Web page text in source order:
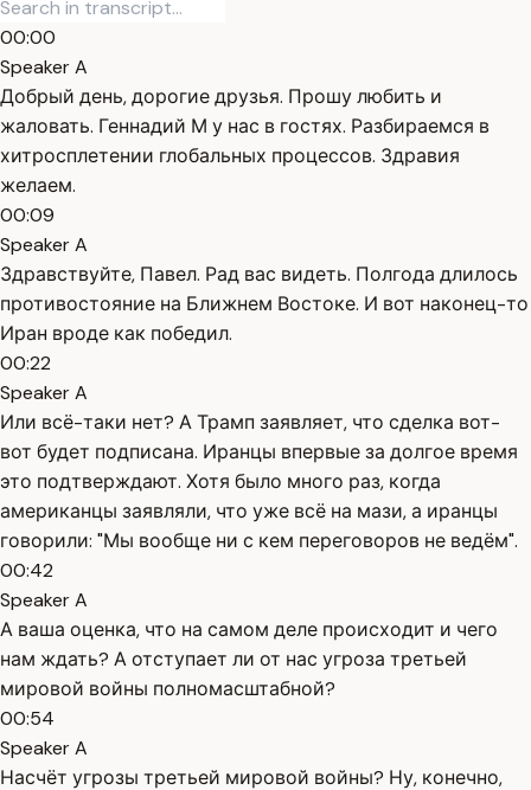
00:00
Speaker A
Добрый день, дорогие друзья. Прошу любить и
жаловать. Геннадий М у нас в гостях. Разбираемся в
хитросплетении глобальных процессов. Здравия
желаем.
00:09
Speaker A
Здравствуйте, Павел. Рад вас видеть. Полгода длилось
противостояние на Ближнем Востоке. И вот наконец-то
Иран вроде как победил.
00:22
Speaker A
Или всё-таки нет? А Трамп заявляет, что сделка вот-
вот будет подписана. Иранцы впервые за долгое время
это подтверждают. Хотя было много раз, когда
американцы заявляли, что уже всё на мази, а иранцы
говорили: "Мы вообще ни с кем переговоров не ведём".
00:42
Speaker A
А ваша оценка, что на самом деле происходит и чего
нам ждать? А отступает ли от нас угроза третьей
мировой войны полномасштабной?
00:54
Speaker A
Насчёт угрозы третьей мировой войны? Ну, конечно,